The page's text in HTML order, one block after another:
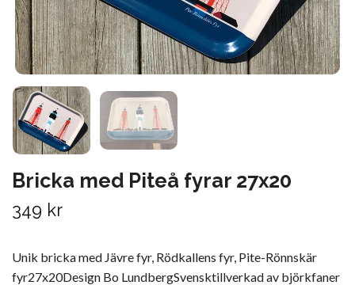
Bricka med Piteå fyrar 27x20
349 kr
Unik bricka med Jävre fyr, Rödkallens fyr, Pite-Rönnskär
fyr27x20Design Bo LundbergSvensktillverkad av björkfaner